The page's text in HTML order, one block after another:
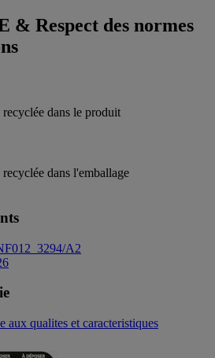
& Respect des normes
dans le produit
dans l'emballage
A2
aux qualites et caracteristiques